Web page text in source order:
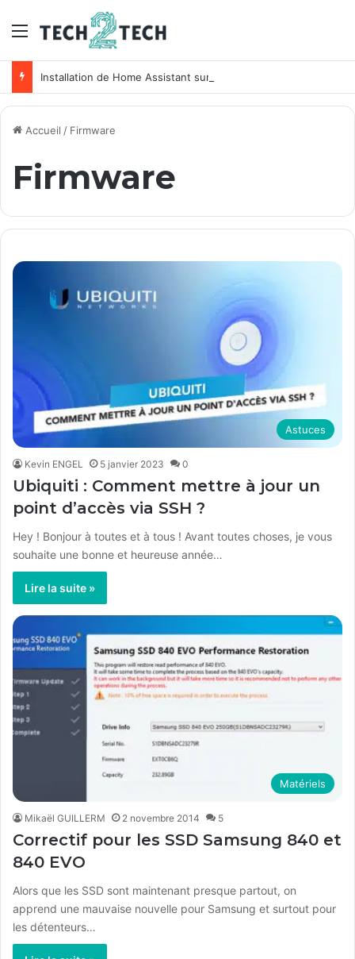
Menu
Installation de Home Assistant sur un NAS Synology
Accueil / Firmware
Firmware
Astuces
Kevin ENGEL 5 janvier 2023 0
Ubiquiti : Comment mettre à jour un
point d’accès via SSH ?
Hey ! Bonjour à toutes et à tous ! Avant toutes choses, je vous
souhaite une bonne et heureuse année…
Lire la suite »
Matériels
Mikaël GUILLERM 2 novembre 2014 5
Correctif pour les SSD Samsung 840 et
840 EVO
Alors que les SSD sont maintenant presque partout, on
apprend une mauvaise nouvelle pour Samsung et surtout pour
les détenteurs…